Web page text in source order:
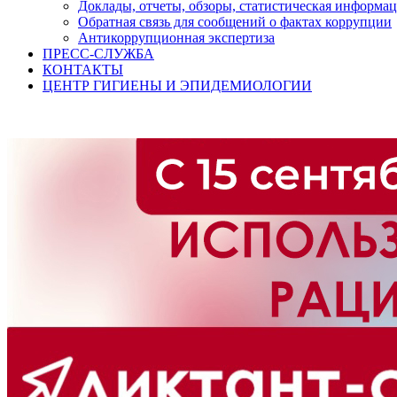
Доклады, отчеты, обзоры, статистическая
Обратная связь для сообщений о фактах коррупции
Антикоррупционная экспертиза
ПРЕСС-СЛУЖБА
КОНТАКТЫ
ЦЕНТР ГИГИЕНЫ И ЭПИДЕМИОЛОГИИ